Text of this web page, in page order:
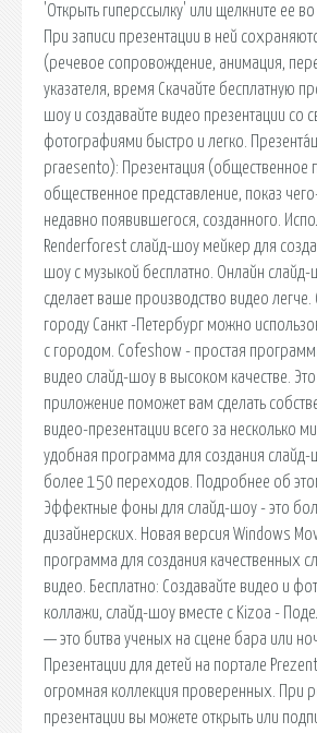
'Открыть гиперссылку' или щелкните ее
При записи презентации в ней
(речевое сопровождение, анимация,
указателя, время Скачайте бесплатную
шоу и создавайте видео презентации со
фотографиями быстро и легко.
praesento): Презентация (общественное
общественное представление, показ
недавно появившегося, созданного.
Renderforest слайд-шоу мейкер для
шоу с музыкой бесплатно. Онлайн
сделает ваше производство видео
городу Санкт -Петербург можно
с городом. Cofeshow - простая
видео слайд-шоу в высоком качестве.
приложение поможет вам сделать
видео-презентации всего за несколько
удобная программа для создания
более 150 переходов. Подробнее об
Эффектные фоны для слайд-шоу - это
дизайнерских. Новая версия Windows
программа для создания качественных
видео. Бесплатно: Создавайте видео и
коллажи, слайд-шоу вместе с Kizoa -
— это битва ученых на сцене бара или
Презентации для детей на портале
огромная коллекция проверенных. При
презентации вы можете открыть или